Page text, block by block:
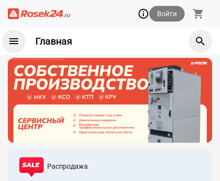
Войти
Главная
Распродажа